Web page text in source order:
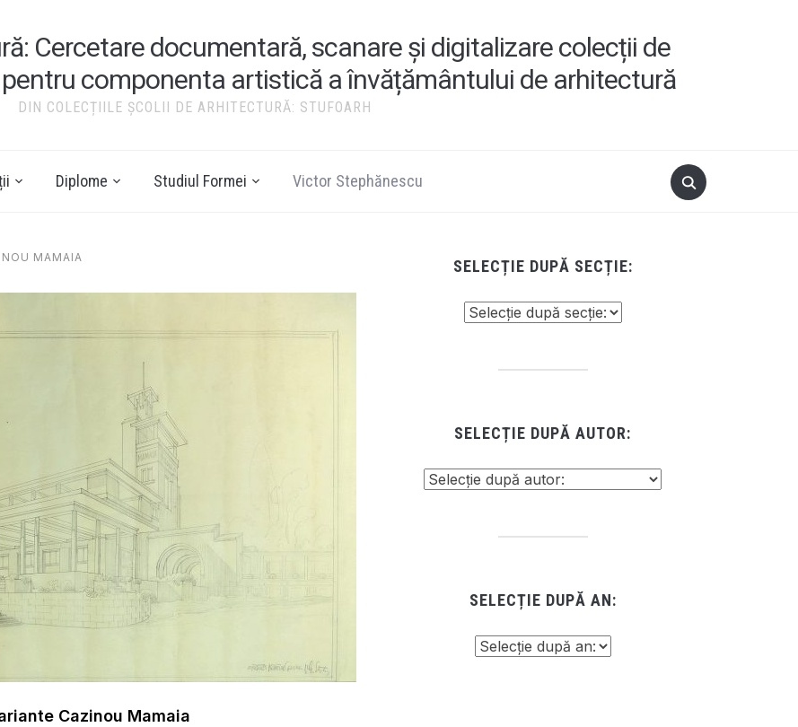
Cercetare documentară, scanare și digitalizare colecții de
componenta artistică a învățământului de arhitectură
DIN COLECȚIILE ȘCOLII DE ARHITECTURĂ: STUFOARH
Diplome Studiul Formei Victor Stephănescu
MAMAIA
Cazinou Mamaia
SELECȚIE DUPĂ SECȚIE:
SELECȚIE DUPĂ AUTOR:
SELECȚIE DUPĂ AN: